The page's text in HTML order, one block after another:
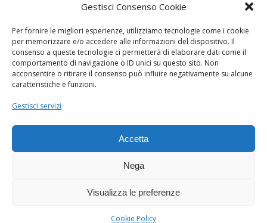
Gestisci Consenso Cookie
Per fornire le migliori esperienze, utilizziamo tecnologie come i cookie
per memorizzare e/o accedere alle informazioni del dispositivo. Il
consenso a queste tecnologie ci permetterà di elaborare dati come il
comportamento di navigazione o ID unici su questo sito. Non
acconsentire o ritirare il consenso può influire negativamente su alcune
caratteristiche e funzioni.
Gestisci servizi
Accetta
Nega
Visualizza le preferenze
Cookie Policy
rinnovabile che agiscono collettivamente, fiscalità ed
ramatogelsuGruppo di autoconsumatori di energia
rinnovabile che agiscono collettivamente, fiscalità ed
incentivi: una breve analisi
consorzio per la produzione di energia elettrica
Dogana Sostenibile 2026 ©
Ashe Tema di
WP Royal